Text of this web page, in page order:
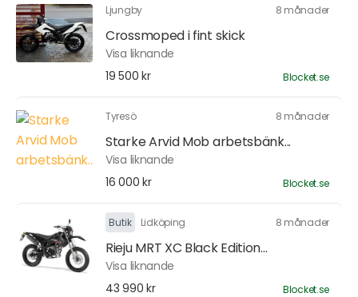
Ljungby 8 månader
Crossmoped i fint skick
Visa liknande
19 500 kr
Blocket.se
Tyresö 8 månader
Starke Arvid Mob arbetsbänk...
Visa liknande
16 000 kr
Blocket.se
Butik Lidköping 8 månader
Rieju MRT XC Black Edition...
Visa liknande
43 990 kr
Blocket.se